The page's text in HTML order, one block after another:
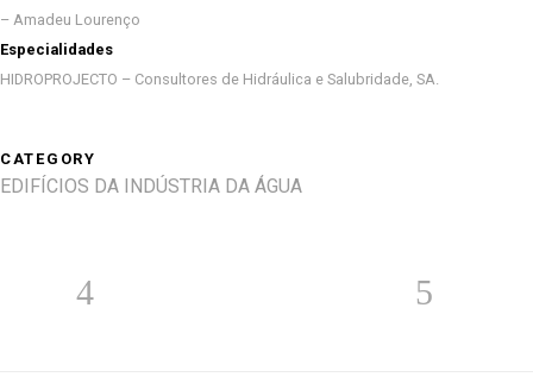
– Amadeu Lourenço
Especialidades
HIDROPROJECTO – Consultores de Hidráulica e Salubridade, SA.
CATEGORY
EDIFÍCIOS DA INDÚSTRIA DA ÁGUA